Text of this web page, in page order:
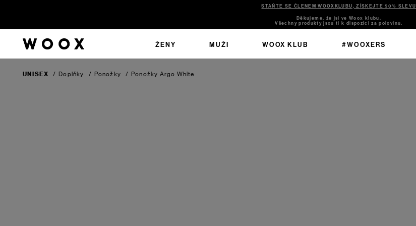
STAŇTE SE ČLENEM WOOXKLUBU, ZÍSKEJTE 50% SLEVU
Děkujeme, že jsi ve Woox klubu.
Všechny produkty jsou ti k dispozici za polovinu.
ŽENY MUŽI WOOX KLUB #WOOXERS
UNISEX / Doplňky / Ponožky / Ponožky Argo White